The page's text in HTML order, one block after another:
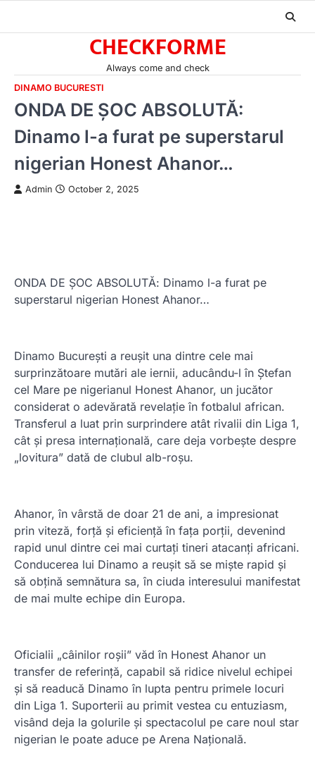
CHECKFORME
Always come and check
DINAMO BUCURESTI
ONDA DE ȘOC ABSOLUTĂ:
Dinamo l-a furat pe superstarul
nigerian Honest Ahanor…
Admin October 2, 2025
ONDA DE ȘOC ABSOLUTĂ: Dinamo l-a furat pe
superstarul nigerian Honest Ahanor…
Dinamo București a reușit una dintre cele mai
surprinzătoare mutări ale iernii, aducându-l în Ștefan
cel Mare pe nigerianul Honest Ahanor, un jucător
considerat o adevărată revelație în fotbalul african.
Transferul a luat prin surprindere atât rivalii din Liga 1,
cât și presa internațională, care deja vorbește despre
„lovitura” dată de clubul alb-roșu.
Ahanor, în vârstă de doar 21 de ani, a impresionat
prin viteză, forță și eficiență în fața porții, devenind
rapid unul dintre cei mai curtați tineri atacanți africani.
Conducerea lui Dinamo a reușit să se miște rapid și
să obțină semnătura sa, în ciuda interesului manifestat
de mai multe echipe din Europa.
Oficialii „câinilor roșii” văd în Honest Ahanor un
transfer de referință, capabil să ridice nivelul echipei
și să readucă Dinamo în lupta pentru primele locuri
din Liga 1. Suporterii au primit vestea cu entuziasm,
visând deja la golurile și spectacolul pe care noul star
nigerian le poate aduce pe Arena Națională.